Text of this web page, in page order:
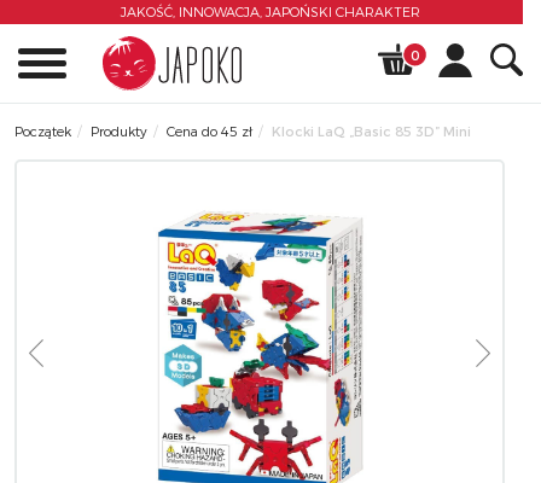
JAKOŚĆ, INNOWACJA, JAPOŃSKI CHARAKTER
0
Początek Produkty Cena do 45 zł Klocki LaQ „Basic 85 3D” Mini